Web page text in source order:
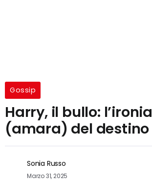
Gossip
Harry, il bullo: l’ironia
(amara) del destino
Sonia Russo
Marzo 31, 2025